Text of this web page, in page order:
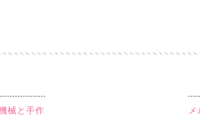
械と手作